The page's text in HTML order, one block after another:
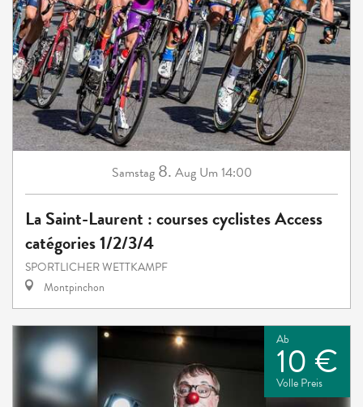
Samstag 8. Aug Um 14:00
La Saint-Laurent : courses cyclistes Access
catégories 1/2/3/4
SPORTLICHER WETTKAMPF
Montpinchon
Ab
10 €
Volle Preis